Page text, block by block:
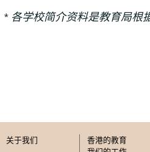
* 各学校简介资料是教育局根
关于我们
香港的教育